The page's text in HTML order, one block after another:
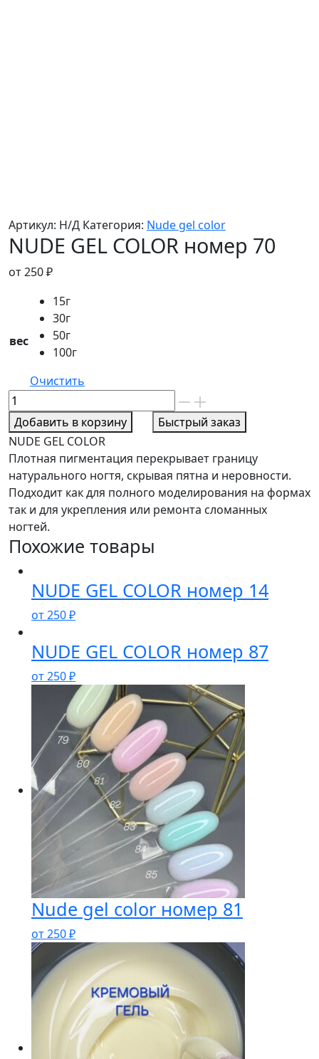
Артикул: Н/Д Категория: Nude gel color
NUDE GEL COLOR номер 70
от250₽
вес
15г
30г
50г
100г
Очистить
Количество
товара
NUDE
GEL
COLOR
номер
70
Добавить в корзину
Быстрый заказ
NUDE GEL COLOR
Плотная пигментация перекрывает границу
натурального ногтя, скрывая пятна и неровности.
Подходит как для полного моделирования на формах
так и для укрепления или ремонта сломанных
ногтей.
Похожие товары
NUDE GEL COLOR номер 14
от250₽
NUDE GEL COLOR номер 87
от250₽
Nude gel color номер 81
от250₽